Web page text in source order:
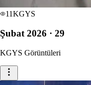
11KGYS
Şubat 2026 · 29
KGYS Görüntüleri